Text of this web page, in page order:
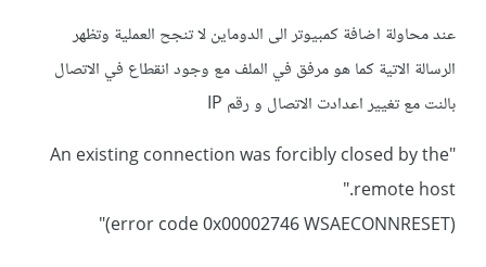
عند محاولة اضافة كمبيوتر الى الدوماين لا تنجح العملية وتظهر
الرسالة الاتية كما هو مرفق في الملف مع وجود انقطاع في الاتصال
بالنت مع تغيير اعدادت الاتصال و رقم IP
"An existing connection was forcibly closed by the
remote host."